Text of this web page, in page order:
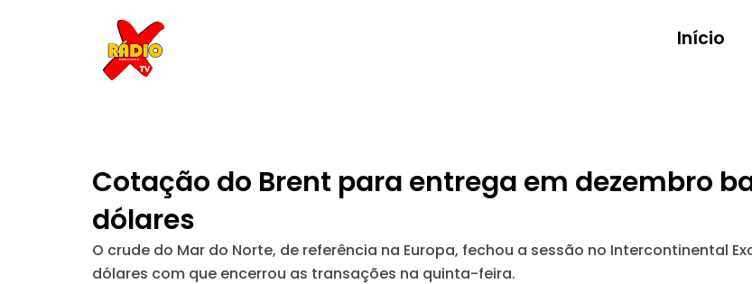
Início
Cotação do Brent para entrega em dezembro
dólares
O crude do Mar do Norte, de referência na Europa, fechou a sessão no Intercontinental
dólares com que encerrou as transações na quinta-feira.